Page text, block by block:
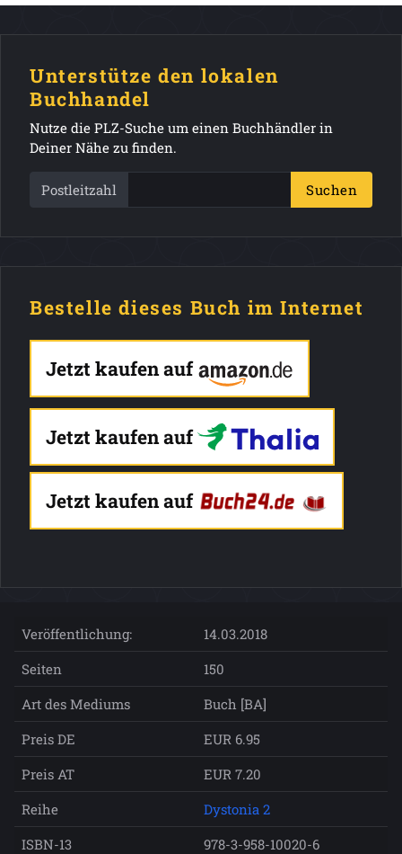
Unterstütze den lokalen
Buchhandel
Nutze die PLZ-Suche um einen Buchhändler in
Deiner Nähe zu finden.
Postleitzahl Suchen
Bestelle dieses Buch im Internet
Jetzt kaufen auf
Jetzt kaufen auf
Jetzt kaufen auf
Veröffentlichung:
14.03.2018
Seiten
150
Art des Mediums
Buch [BA]
Preis DE
EUR 6.95
Preis AT
EUR 7.20
Reihe
Dystonia 2
ISBN-13
978-3-958-10020-6